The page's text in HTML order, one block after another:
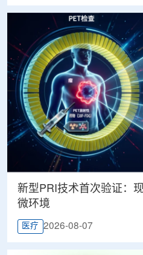
新型PRI技术首次验证：
微环境
医疗 2026-08-07